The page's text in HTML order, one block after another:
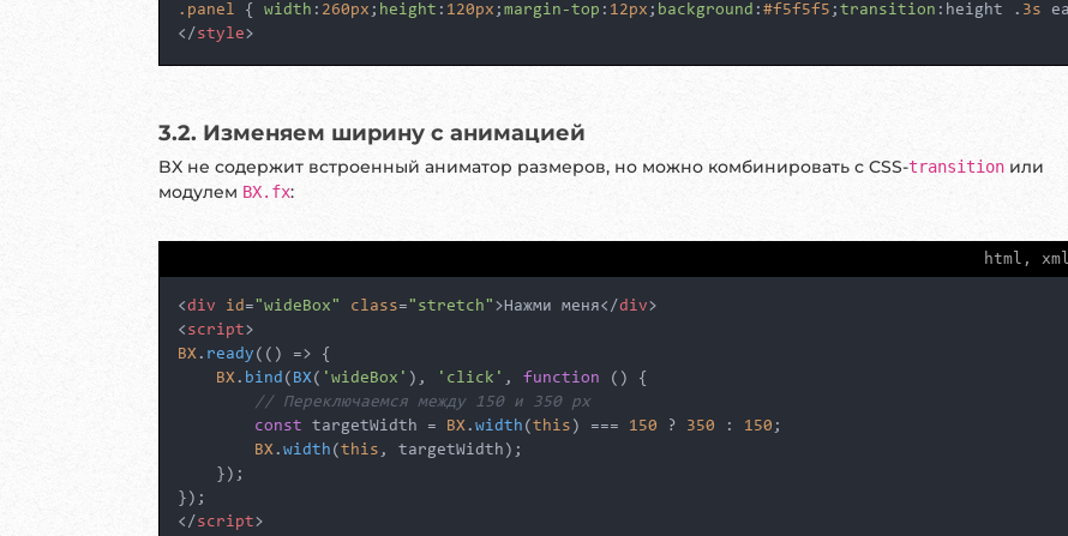
.panel { width : 260px ; height : 120px ; margin-top : 12px ; background : #f5f5f5 ; transition :height . 3s
</ style>
3.2. Изменяем ширину с анимацией
BX не содержит встроенный аниматор размеров, но можно комбинировать с CSS-transitionили
модулем BX.fx:
html, xml
<div id = "wideBox" class= "stretch" > Нажми меня</div>
< script>
BX. ready ( () => {
BX. bind ( BX( 'wideBox' ), 'click' , function ( ) {
// Переключаемся между 150 и 350 px
const targetWidth = BX. width (this ) === 150 ? 350 : 150 ;
BX. width (this , targetWidth);
    });
</ script>